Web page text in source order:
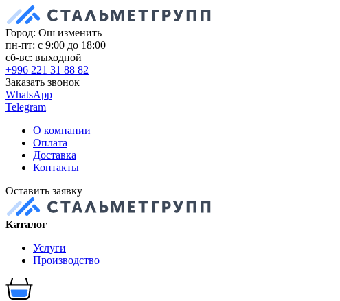
Город: Ош изменить
пн-пт: с 9:00 до 18:00
сб-вс: выходной
+996 221 31 88 82
Заказать звонок
WhatsApp
Telegram
О компании
Оплата
Доставка
Контакты
Оставить заявку
Каталог
Услуги
Производство